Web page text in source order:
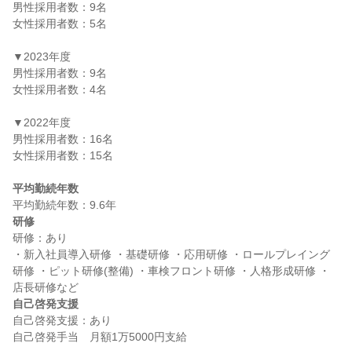
男性採用者数：9名
女性採用者数：5名
▼2023年度
男性採用者数：9名
女性採用者数：4名
▼2022年度
男性採用者数：16名
女性採用者数：15名
平均勤続年数
研修
研修：あり
・新入社員導入研修 ・基礎研修 ・応用研修 ・ロールプレイング
研修 ・ピット研修(整備) ・車検フロント研修 ・人格形成研修 ・
自己啓発支援
自己啓発支援：あり